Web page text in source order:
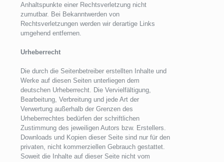
Anhaltspunkte einer Rechtsverletzung nicht
zumutbar. Bei Bekanntwerden von
Rechtsverletzungen werden wir derartige Links
umgehend entfernen.
Urheberrecht
Die durch die Seitenbetreiber erstellten Inhalte und
Werke auf diesen Seiten unterliegen dem
deutschen Urheberrecht. Die Vervielfältigung,
Bearbeitung, Verbreitung und jede Art der
Verwertung außerhalb der Grenzen des
Urheberrechtes bedürfen der schriftlichen
Zustimmung des jeweiligen Autors bzw. Erstellers.
Downloads und Kopien dieser Seite sind nur für den
privaten, nicht kommerziellen Gebrauch gestattet.
Soweit die Inhalte auf dieser Seite nicht vom